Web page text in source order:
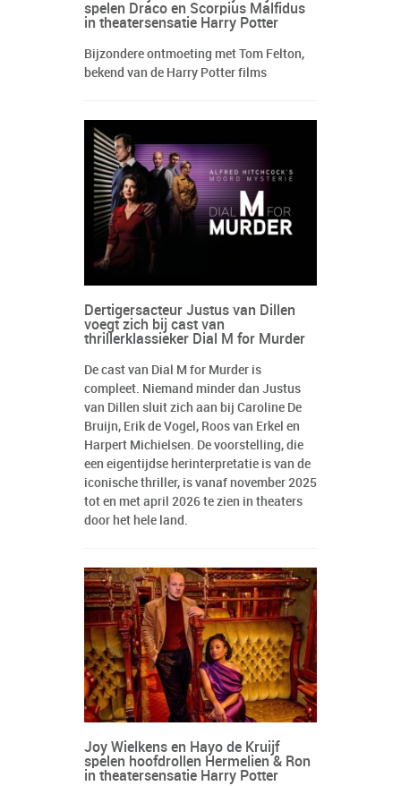
spelen Draco en Scorpius Malfidus
in theatersensatie Harry Potter
Bijzondere ontmoeting met Tom Felton,
bekend van de Harry Potter films
Dertigersacteur Justus van Dillen
voegt zich bij cast van
thrillerklassieker Dial M for Murder
De cast van Dial M for Murder is
compleet. Niemand minder dan Justus
van Dillen sluit zich aan bij Caroline De
Bruijn, Erik de Vogel, Roos van Erkel en
Harpert Michielsen. De voorstelling, die
een eigentijdse herinterpretatie is van de
iconische thriller, is vanaf november 2025
tot en met april 2026 te zien in theaters
door het hele land.
Joy Wielkens en Hayo de Kruijf
spelen hoofdrollen Hermelien & Ron
in theatersensatie Harry Potter